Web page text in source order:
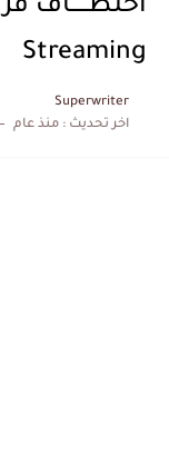
Streaming
Superwriter
اخر تحديث :منذ عام